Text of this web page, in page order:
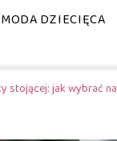
MODA DZIECIĘCA
stojącej: jak wybrać